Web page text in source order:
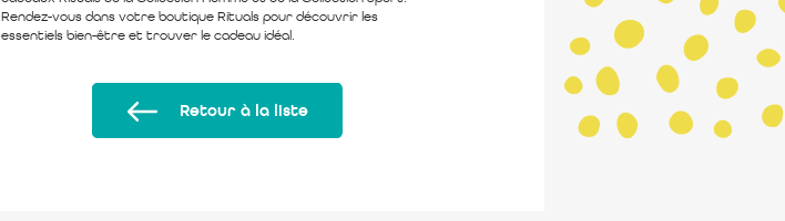
Rendez-vous dans votre boutique Rituals pour découvrir les
essentiels bien-être et trouver le cadeau idéal.
Retour à la liste